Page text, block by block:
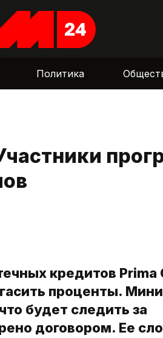
Политика
кредитов Prima
проценты.
будет следить за
договором. Ее